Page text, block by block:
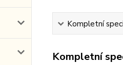
Kompletní
Kompletní